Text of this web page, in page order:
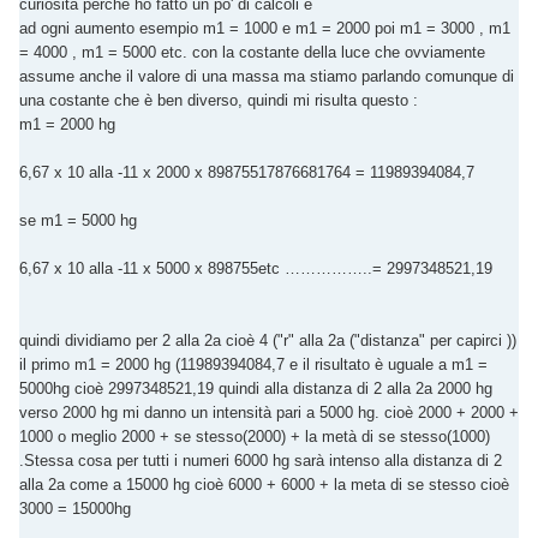
curiosità perché ho fatto un po' di calcoli e
ad ogni aumento esempio m1 = 1000 e m1 = 2000 poi m1 = 3000 , m1
= 4000 , m1 = 5000 etc. con la costante della luce che ovviamente
assume anche il valore di una massa ma stiamo parlando comunque di
una costante che è ben diverso, quindi mi risulta questo :
m1 = 2000 hg
6,67 x 10 alla -11 x 2000 x 89875517876681764 = 11989394084,7
se m1 = 5000 hg
6,67 x 10 alla -11 x 5000 x 898755etc ……………..= 2997348521,19
quindi dividiamo per 2 alla 2a cioè 4 ("r" alla 2a ("distanza" per capirci ))
il primo m1 = 2000 hg (11989394084,7 e il risultato è uguale a m1 =
5000hg cioè 2997348521,19 quindi alla distanza di 2 alla 2a 2000 hg
verso 2000 hg mi danno un intensità pari a 5000 hg. cioè 2000 + 2000 +
1000 o meglio 2000 + se stesso(2000) + la metà di se stesso(1000)
.Stessa cosa per tutti i numeri 6000 hg sarà intenso alla distanza di 2
alla 2a come a 15000 hg cioè 6000 + 6000 + la meta di se stesso cioè
3000 = 15000hg